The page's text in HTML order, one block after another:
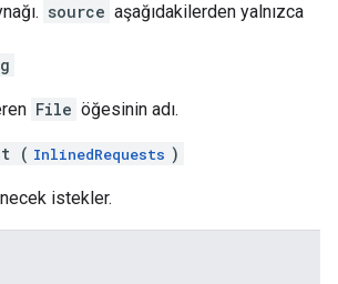
source aşağıdakilerden yalnızca
File öğesinin adı.
( InlinedRequests )
istekler.